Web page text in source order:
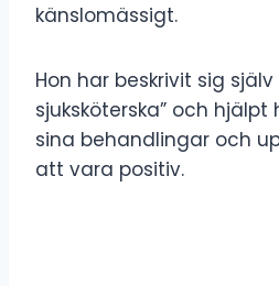
känslomässigt.
Hon har beskrivit sig
sjuksköterska” och
sina behandlingar och
att vara positiv.